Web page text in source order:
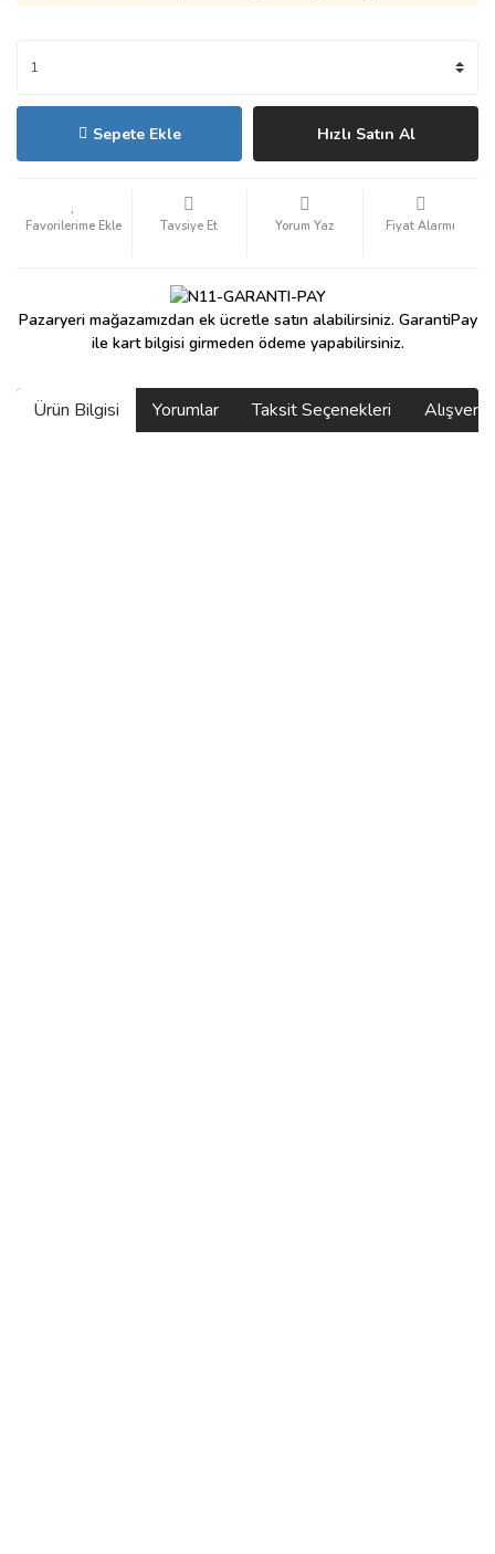
Sepete Ekle Hızlı Satın Al
Tavsiye Et Yorum Yaz Fiyat Alarmı
Pazaryeri mağazamızdan ek ücretle satın alabilirsiniz. GarantiPay
ile kart bilgisi girmeden ödeme yapabilirsiniz.
Ürün Bilgisi Yorumlar Taksit Seçenekleri